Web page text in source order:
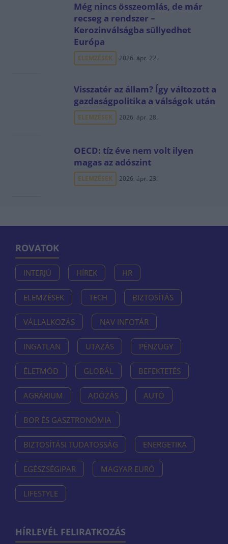
Még nincs összeomlás, de már
recseg a rendszer –
Kerozinválságba süllyedhet
Európa
ELEMZÉSEK 2026. ápr. 22.
Visszatér az állam? Így változott a
gazdaságpolitika a válságok után
ELEMZÉSEK 2026. ápr. 28.
OECD: tíz éve nem volt ilyen
magas az adószint
ELEMZÉSEK 2026. ápr. 23.
ROVATOK
INTERJÚ HÍREK HR
ELEMZÉSEK TECH BIZTOSÍTÁS
VÁLLALKOZÁS NAV INFOTÁR
INGATLAN UTAZÁS PÉNZÜGY
ÉLETMÓD GLOBÁL BEFEKTETÉS
AGRÁRIUM ADÓZÁS AUTÓ
BOR ÉS GASZTRONÓMIA
BIZTOSÍTÁSI TUDATOSSÁG ENERGETIKA
EGÉSZSÉGIPAR MAGYAR EURÓ
LIFESTYLE
HÍRLEVÉL FELIRATKOZÁS